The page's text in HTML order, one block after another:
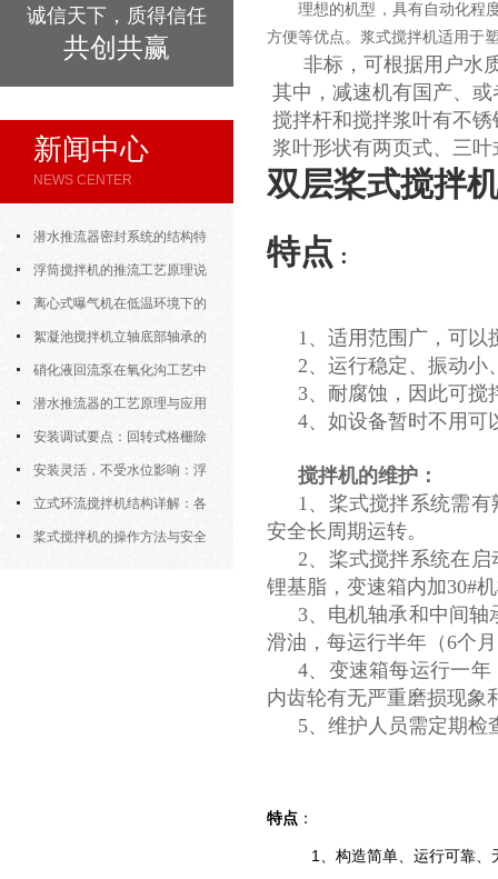
诚信天下，质得信任
共创共赢
新闻中心
NEWS CENTER
潜水推流器密封系统的结构特
点与渗漏故障处理
浮筒搅拌机的推流工艺原理说
明 离心式曝气机在低温环境下的
运行特性与防冻措施
絮凝池搅拌机立轴底部轴承的
密封防水与免维护设计
硝化液回流泵在氧化沟工艺中
的布置位置对回流效果的影响
潜水推流器的工艺原理与应用
逻辑安装调试要点：回转式格栅除
污机的土建配合要求与水平度校准
安装灵活，不受水位影响：浮
筒式曝气机的结构优势与适用场景
立式环流搅拌机结构详解：各
部件的功能与协同
桨式搅拌机的操作方法与安全
理想的机型，具有自动化程
方便等优点。浆式搅拌机适用于
非标，可根据用户水
其中，减速机有国产、
搅拌杆和搅拌浆叶有不
浆叶形状有两页式、三
双层桨式搅拌
特点 ：
1、适用范围广，可以
2、运行稳定、振动
3、耐腐蚀，因此可搅
4、如设备暂时不用可
搅拌机的维护：
1、桨式搅拌系统需
安全长周期运转。
2、桨式搅拌系统在
锂基脂，变速箱内加30#
3、电机轴承和中间
滑油，每运行半年（6个
4、变速箱每运行一
内齿轮有无严重磨损现
5、维护人员需定期检
特点 ：
1、构造简单、运行可靠、